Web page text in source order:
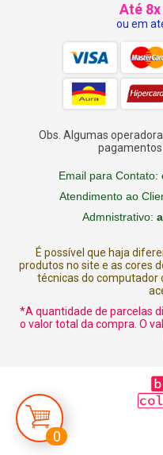
0
Até
ou em
Obs. Algumas
pagamentos
Email para Contato:
Atendimento ao
Admnistrativo:
É possível que haja
produtos no site e as cores
técnicas do computador
*A quantidade de parcelas
o valor total da compra. O